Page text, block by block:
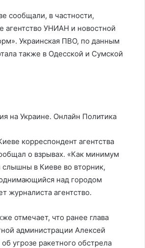
сообщали, в частности,
агентство УНИАН и новостной
Украинская ПВО, по данным
также в Одесской и Сумской
на Украине. Онлайн Политика
корреспондент агентства
о взрывах. «Как минимум
слышны в Киеве во вторник,
над городом
журналиста агентство.
отмечает, что ранее глава
администрации Алексей
угрозе ракетного обстрела